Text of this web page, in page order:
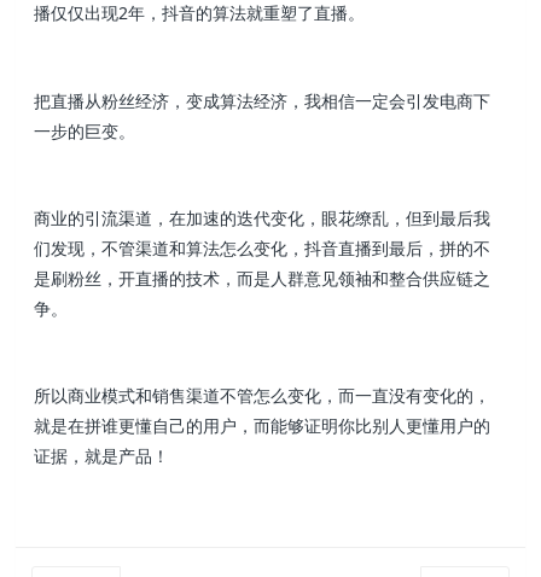
播仅仅出现2年，抖音的算法就重塑了直播。
把直播从粉丝经济，变成算法经济，我相信一定会引发电商下
一步的巨变。
商业的引流渠道，在加速的迭代变化，眼花缭乱，但到最后我
们发现，不管渠道和算法怎么变化，抖音直播到最后，拼的不
是刷粉丝，开直播的技术，而是人群意见领袖和整合供应链之
争。
所以商业模式和销售渠道不管怎么变化，而一直没有变化的，
就是在拼谁更懂自己的用户，而能够证明你比别人更懂用户的
证据，就是产品！